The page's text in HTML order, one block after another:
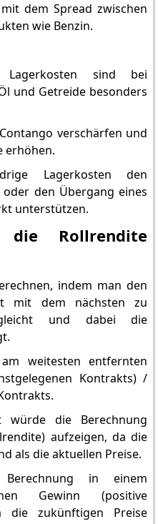
dem Spread zwischen
wie Benzin.
sind bei
und Getreide besonders
verschärfen und
erhöhen.
Lagerkosten den
den Übergang eines
unterstützen.
Rollrendite
indem man den
mit dem nächsten zu
und dabei die
weitesten entfernten
Kontrakts) /
würde die Berechnung
aufzeigen, da die
als die aktuellen Preise.
in einem
Gewinn (positive
die zukünftigen Preise